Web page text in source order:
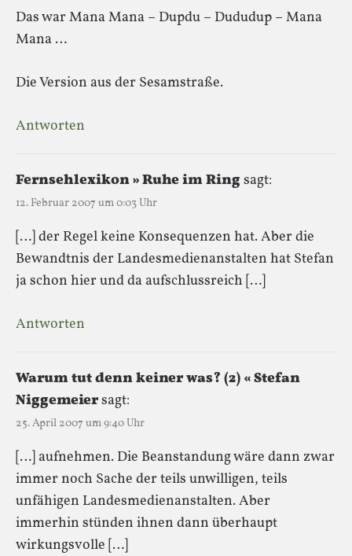
Das war Mana Mana – Dupdu – Dududup – Mana
Mana …
Die Version aus der Sesamstraße.
Antworten
Fernsehlexikon » Ruhe im Ringsagt:
12. Februar 2007 um 0:03 Uhr
[…] der Regel keine Konsequenzen hat. Aber die
Bewandtnis der Landesmedienanstalten hat Stefan
ja schon hier und da aufschlussreich […]
Antworten
Warum tut denn keiner was? (2) « Stefan
Niggemeiersagt:
25. April 2007 um 9:40 Uhr
[…] aufnehmen. Die Beanstandung wäre dann zwar
immer noch Sache der teils unwilligen, teils
unfähigen Landesmedienanstalten. Aber
immerhin stünden ihnen dann überhaupt
wirkungsvolle […]